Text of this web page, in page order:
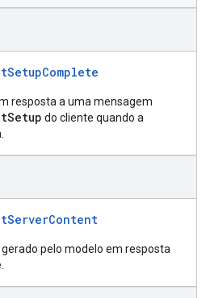
resposta a uma mensagem
do cliente quando a
pelo modelo em resposta